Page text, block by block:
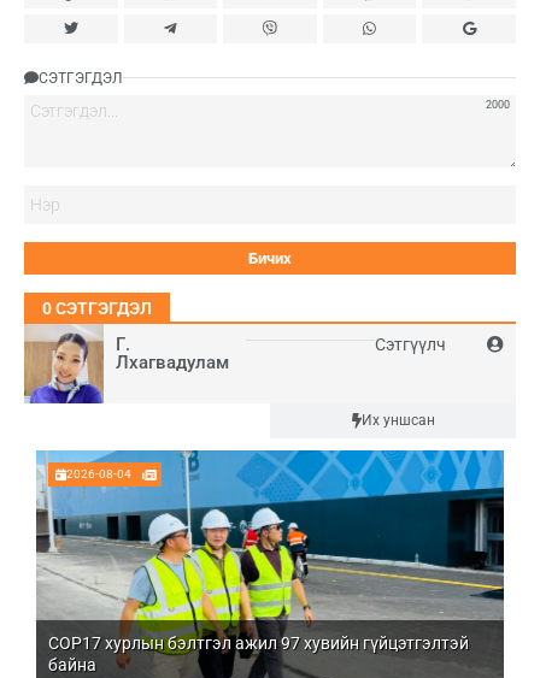
Г.
Лхагвадулам
Сэтгүүлч
Их уншсан
2026-08-04
COP17 хурлын бэлтгэл ажил 97 хувийн гүйцэтгэлтэй
байна
СЭТГЭГДЭЛ
2000
0СЭТГЭГДЭЛ